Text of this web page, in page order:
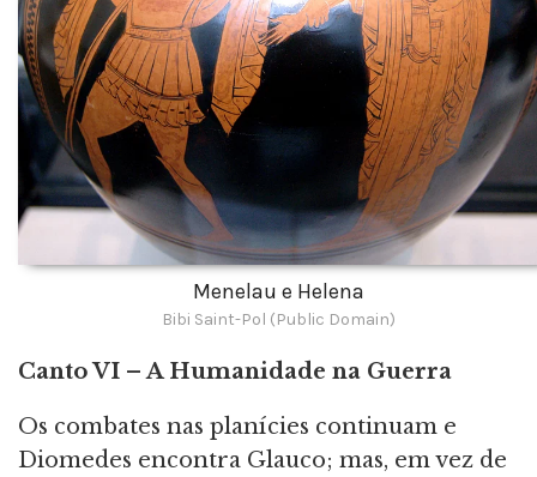
Menelau e Helena
Bibi Saint-Pol (Public Domain)
CantoVI – A Humanidade na Guerra
Os combates nas planícies continuam e
Diomedes encontra Glauco; mas, em vez de